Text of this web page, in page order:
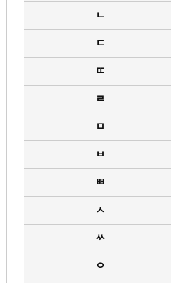
ㄴ
ㄷ
ㄸ
ㄹ
ㅁ
ㅂ
ㅃ
ㅅ
ㅆ
ㅇ